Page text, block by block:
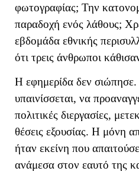
φωτογραφίας; Την
παραδοχή ενός λάθους;
εβδομάδα εθνικής
ότι τρεις άνθρωποι
Η εφημερίδα δεν σιώπησε.
υπαινίσσεται, να
πολιτικές διεργασίες,
θέσεις εξουσίας. Η μόνη
ήταν εκείνη που
ανάμεσα στον εαυτό της